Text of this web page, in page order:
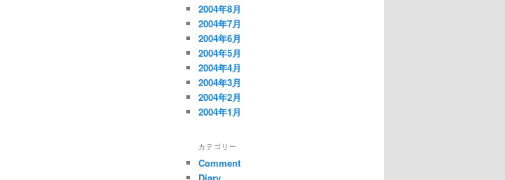
2004年8月
2004年7月
2004年6月
2004年5月
2004年4月
2004年3月
2004年2月
2004年1月
カテゴリー
Comment